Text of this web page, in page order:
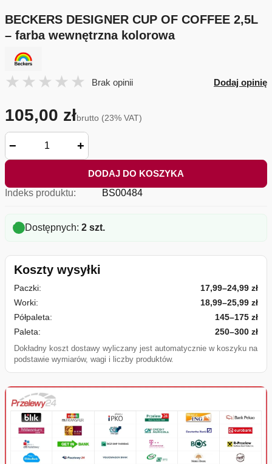
BECKERS DESIGNER CUP OF COFFEE 2,5L
– farba wewnętrzna kolorowa
Brak opinii Dodaj opinię
105,00 złbrutto (23% VAT)
− +
DODAJ DO KOSZYKA
Indeks produktu:
BS00484
Dostępnych: 2 szt.
Koszty wysyłki
Paczki:
17,99–24,99 zł
Worki:
18,99–25,99 zł
Półpaleta:
145–175 zł
Paleta:
250–300 zł
Dokładny koszt dostawy wyliczany jest automatycznie w koszyku na
podstawie wymiarów, wagi i liczby produktów.